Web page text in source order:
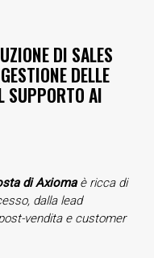
DI SALES
DELLE
SUPPORTO AI
di Axiomaè ricca di
dalla lead
vendita e customer